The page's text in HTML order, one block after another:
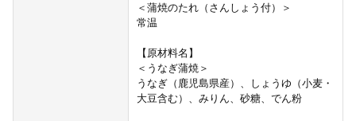
＜蒲焼のたれ（さんしょう付）＞
常温
【原材料名】
＜うなぎ蒲焼＞
うなぎ（鹿児島県産）、しょうゆ（小麦・
大豆含む）、みりん、砂糖、でん粉